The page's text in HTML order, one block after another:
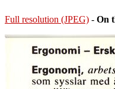
Full resolution (JPEG) - On